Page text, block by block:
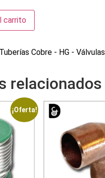
carrito
Tuberías Cobre - HG - Válvulas
relacionados
¡Oferta!